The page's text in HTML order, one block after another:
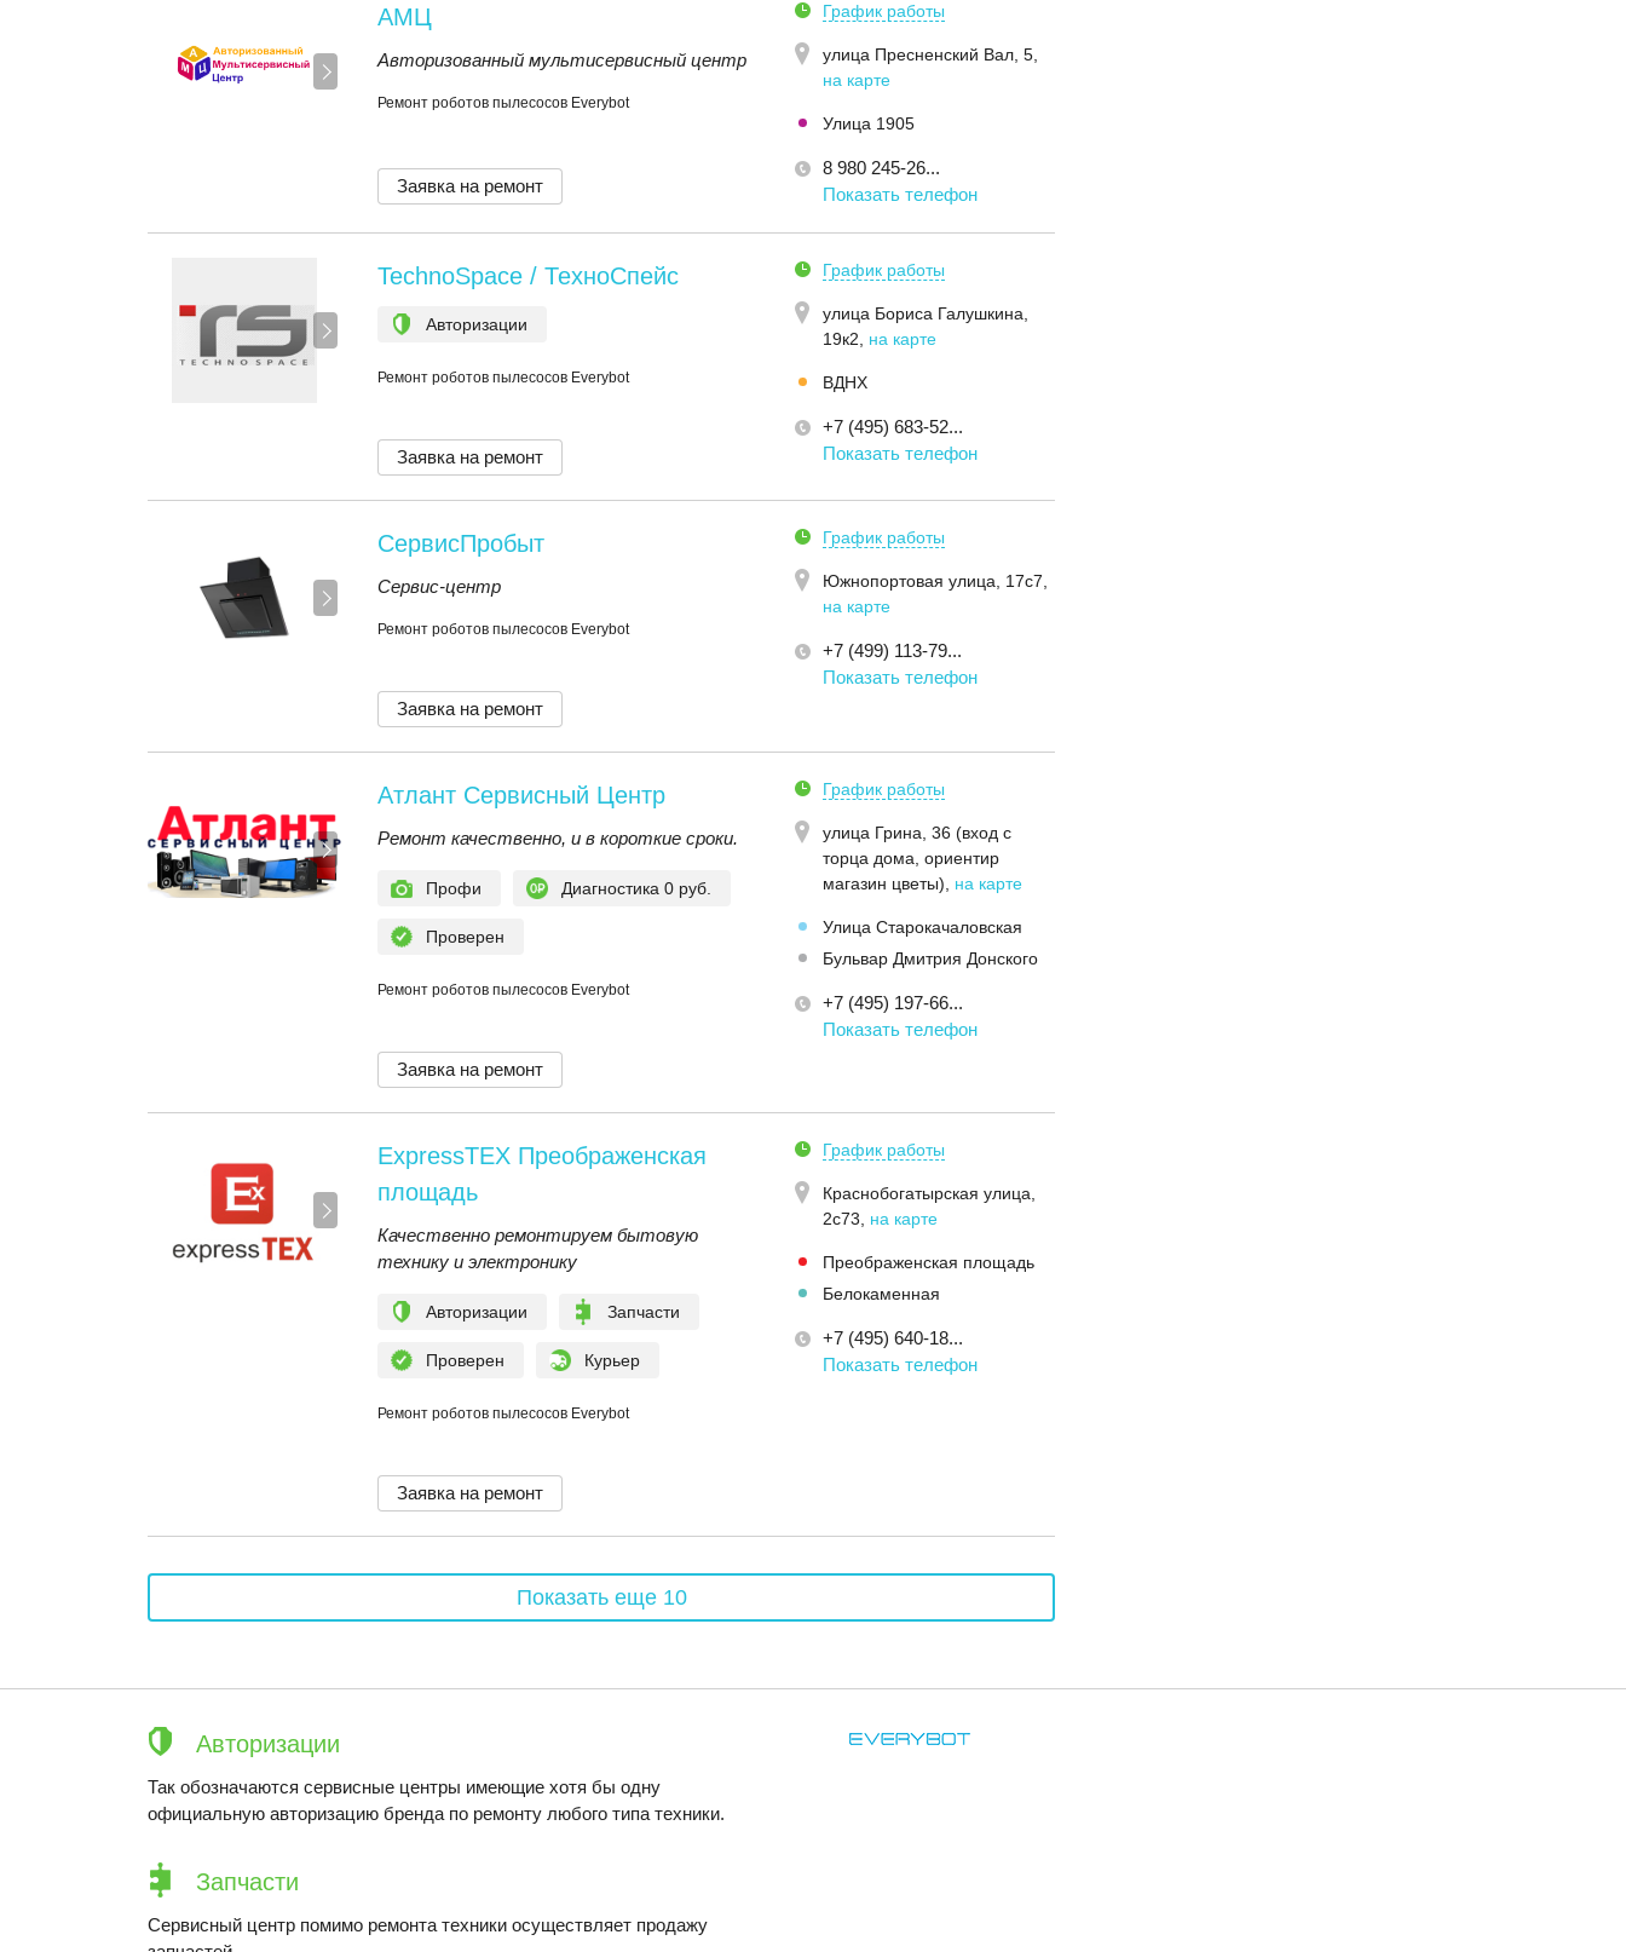
АМЦ
Авторизованный мультисервисный центр
Ремонт роботов пылесосов Everybot
График работы
улица Пресненский Вал, 5
на карте
Улица 1905
8 980 245-26...
Показать телефон
Заявка на ремонт
TechnoSpace / ТехноСпейс
Авторизации
Ремонт роботов пылесосов Everybot
График работы
улица Бориса Галушкина,
19к2
на карте
ВДНХ
+7 (495) 683-52...
Показать телефон
Заявка на ремонт
СервисПробыт
Сервис-центр
Ремонт роботов пылесосов Everybot
График работы
Южнопортовая улица, 17с7
на карте
+7 (499) 113-79...
Показать телефон
Заявка на ремонт
Атлант Сервисный Центр
Ремонт качественно, и в короткие сроки.
Профи Диагностика 0 руб.
Проверен
Ремонт роботов пылесосов Everybot
График работы
улица Грина, 36 (вход с
торца дома, ориентир
магазин цветы)
на карте
Улица Старокачаловская
Бульвар Дмитрия Донского
+7 (495) 197-66...
Показать телефон
Заявка на ремонт
ExpressTEX Преображенская
площадь
Качественно ремонтируем бытовую
технику и электронику
Авторизации Запчасти
Проверен Курьер
Ремонт роботов пылесосов Everybot
График работы
Краснобогатырская улица,
2с73
на карте
Преображенская площадь
Белокаменная
+7 (495) 640-18...
Показать телефон
Заявка на ремонт
Показать еще 10
Авторизации
Так обозначаются сервисные центры имеющие хотя бы одну
официальную авторизацию бренда по ремонту любого типа техники.
Запчасти
Сервисный центр помимо ремонта техники осуществляет продажу